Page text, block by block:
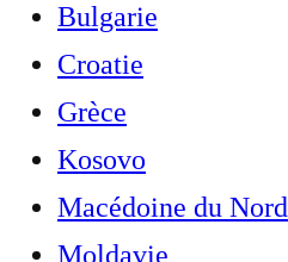
Bulgarie
Croatie
Grèce
Kosovo
Macédoine du Nord
Moldavie